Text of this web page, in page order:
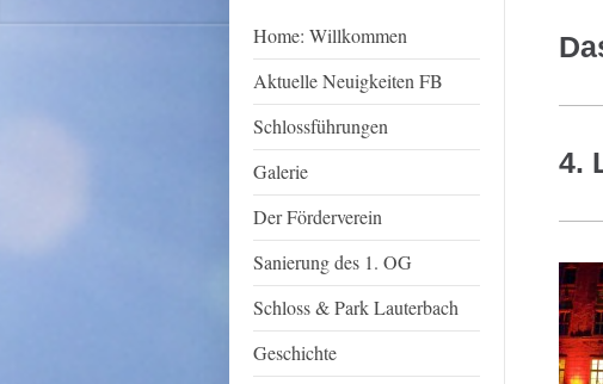
Home: Willkommen
Aktuelle Neuigkeiten FB
Schlossführungen
Galerie
Der Förderverein
Sanierung des 1. OG
Schloss & Park Lauterbach
Geschichte
4.